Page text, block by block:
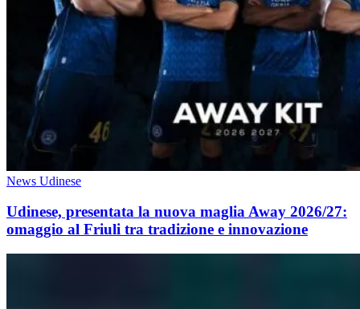
News Udinese
Udinese, presentata la nuova maglia Away 2026/27:
omaggio al Friuli tra tradizione e innovazione